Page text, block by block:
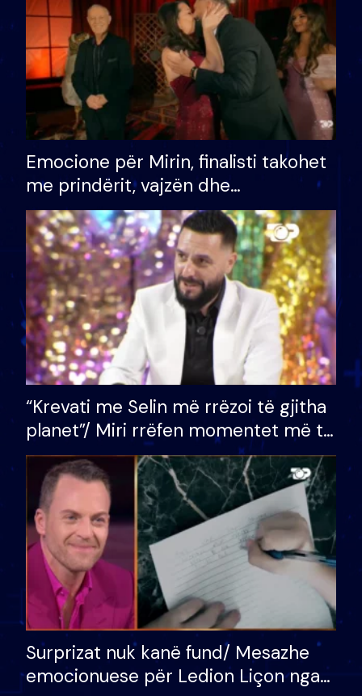
Emocione për Mirin, finalisti takohet
me prindërit, vajzën dhe
bashkëshorten: S’kemi ndonjë letër
divorci apo jo?
“Krevati me Selin më rrëzoi të gjitha
planet”/ Miri rrëfen momentet më të
bukura në shtëpinë e BB VIP: Do më
mungojë zilja e mëngjesit kur…
Surprizat nuk kanë fund/ Mesazhe
emocionuese për Ledion Liçon nga